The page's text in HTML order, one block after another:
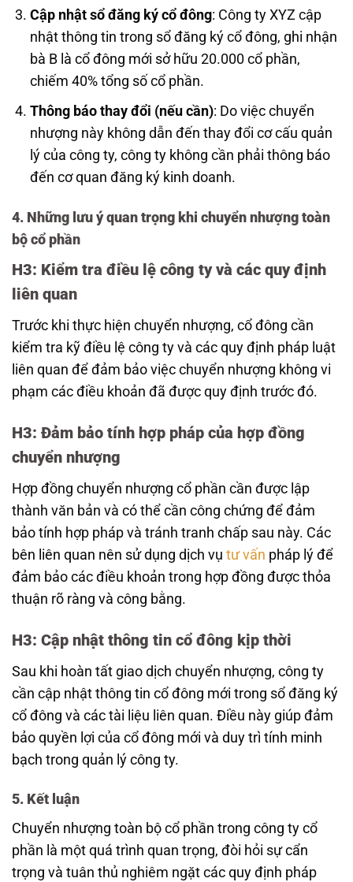
Cập nhật sổ đăng ký cổ đông: Công ty XYZ cập
nhật thông tin trong sổ đăng ký cổ đông, ghi nhận
bà B là cổ đông mới sở hữu 20.000 cổ phần,
chiếm 40% tổng số cổ phần.
Thông báo thay đổi (nếu cần): Do việc chuyển
nhượng này không dẫn đến thay đổi cơ cấu quản
lý của công ty, công ty không cần phải thông báo
đến cơ quan đăng ký kinh doanh.
4. Những lưu ý quan trọng khi chuyển nhượng toàn
bộ cổ phần
H3: Kiểm tra điều lệ công ty và các quy định
liên quan
Trước khi thực hiện chuyển nhượng, cổ đông cần
kiểm tra kỹ điều lệ công ty và các quy định pháp luật
liên quan để đảm bảo việc chuyển nhượng không vi
phạm các điều khoản đã được quy định trước đó.
H3: Đảm bảo tính hợp pháp của hợp đồng
chuyển nhượng
Hợp đồng chuyển nhượng cổ phần cần được lập
thành văn bản và có thể cần công chứng để đảm
bảo tính hợp pháp và tránh tranh chấp sau này. Các
bên liên quan nên sử dụng dịch vụ tư vấn pháp lý để
đảm bảo các điều khoản trong hợp đồng được thỏa
thuận rõ ràng và công bằng.
H3: Cập nhật thông tin cổ đông kịp thời
Sau khi hoàn tất giao dịch chuyển nhượng, công ty
cần cập nhật thông tin cổ đông mới trong sổ đăng ký
cổ đông và các tài liệu liên quan. Điều này giúp đảm
bảo quyền lợi của cổ đông mới và duy trì tính minh
bạch trong quản lý công ty.
5. Kết luận
Chuyển nhượng toàn bộ cổ phần trong công ty cổ
phần là một quá trình quan trọng, đòi hỏi sự cẩn
trọng và tuân thủ nghiêm ngặt các quy định pháp